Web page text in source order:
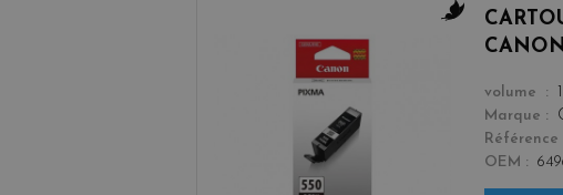
color
volume
Marque
Référence
OEM